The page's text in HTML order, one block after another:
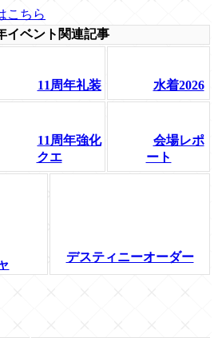
こちら
イベント関連記事
11周年礼装 水着2026
11周年強化
クエ
会場レポ
ート
デスティニーオーダー